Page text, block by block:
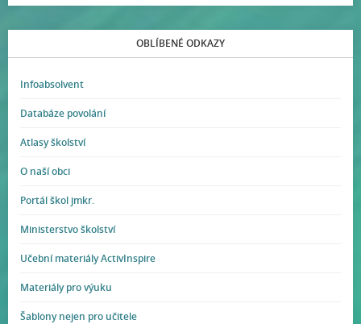
OBLÍBENÉ ODKAZY
Infoabsolvent
Databáze povolání
Atlasy školství
O naší obci
Portál škol jmkr.
Ministerstvo školství
Učební materiály ActivInspire
Materiály pro výuku
Šablony nejen pro učitele